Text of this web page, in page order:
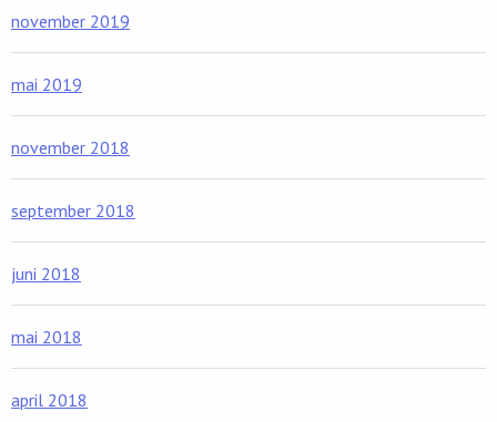
november 2019
mai 2019
november 2018
september 2018
juni 2018
mai 2018
april 2018